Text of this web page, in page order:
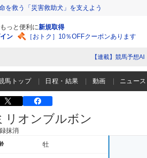
を救う「災害救助犬」を支えよう
もっと便利に新規取得
ン
［おトク］10％OFFクーポンあります
【連載】競馬予想
馬トップ 日程・結果 動画 ニュース
リオンブルボン
抹消
牡